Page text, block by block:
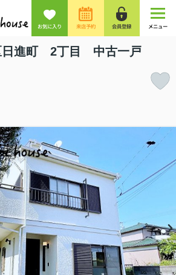
お気に入り 来店予約 会員登録 メニュー
日進町 2丁目 中古一戸